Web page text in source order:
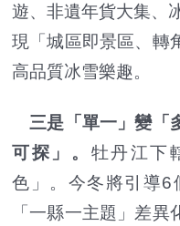
遊、非遺年貨大集、
現「城區即景區、轉
高品質冰雪樂趣。
三是「單一」變「
可探」。 牡丹江下
色」。今冬將引導6
「一縣一主題」差異